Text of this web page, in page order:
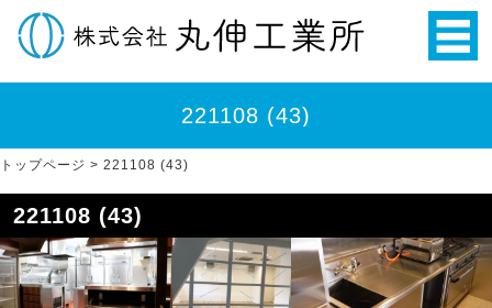
221108 (43)
トップページ > 221108 (43)
221108 (43)